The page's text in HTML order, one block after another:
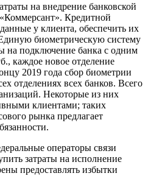
на внедрение банковской
«Коммерсант». Кредитной
у клиента, обеспечить их
биометрическую систему
подключение банка с одним
каждое новое отделение
2019 года сбор биометрии
отделениях всех банков. Всего
Некоторые из них
клиентами; таких
рынка предлагает
.
операторы связи
затраты на исполнение
предоставлять избытки